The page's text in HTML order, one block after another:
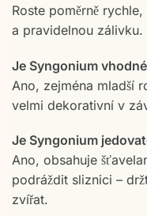
Roste poměrně
a pravidelnou zálivku.
Je Syngonium
Ano, zejména mladší
velmi dekorativní v
Je Syngonium
Ano, obsahuje
podráždit sliznici –
zvířat.